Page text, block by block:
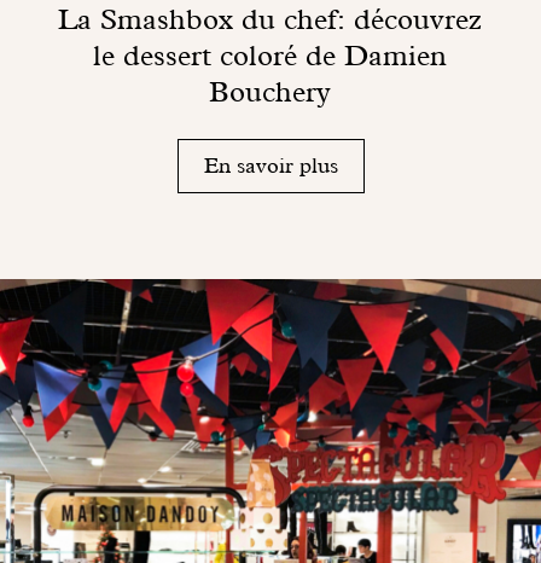
La Smashbox du chef: découvrez
le dessert coloré de Damien
Bouchery
En savoir plus